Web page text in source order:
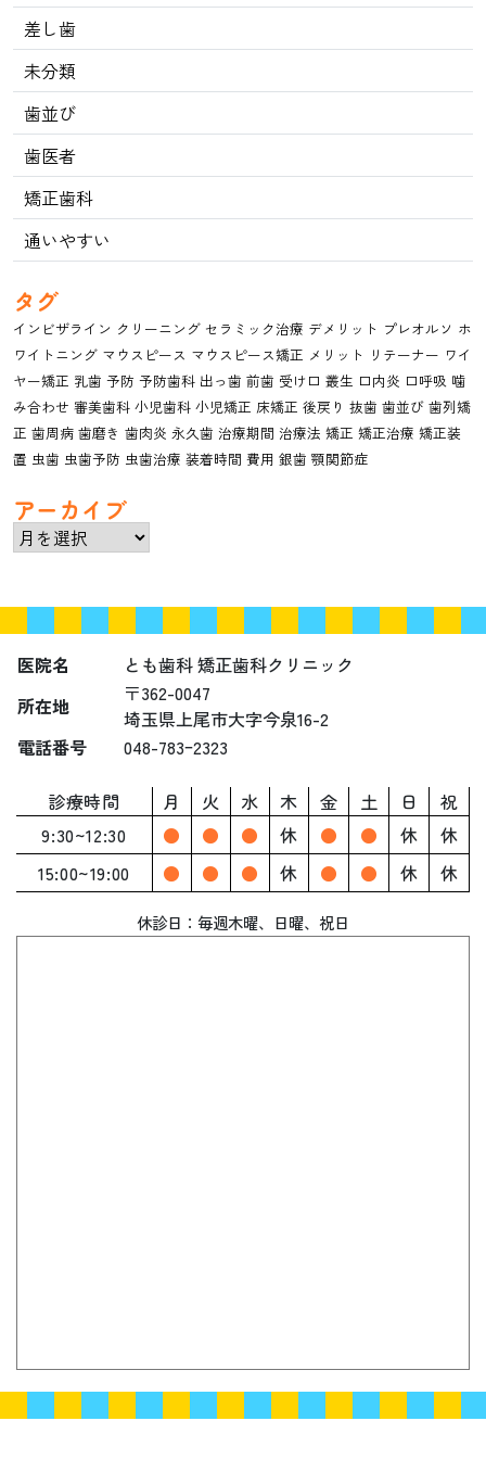
差し歯
未分類
歯並び
歯医者
矯正歯科
通いやすい
タグ
インビザライン クリーニング セラミック治療 デメリット プレオルソ ホ
ワイトニング マウスピース マウスピース矯正 メリット リテーナー ワイ
ヤー矯正 乳歯 予防 予防歯科 出っ歯 前歯 受け口 叢生 口内炎 口呼吸 噛
み合わせ 審美歯科 小児歯科 小児矯正 床矯正 後戻り 抜歯 歯並び 歯列矯
正 歯周病 歯磨き 歯肉炎 永久歯 治療期間 治療法 矯正 矯正治療 矯正装
置 虫歯 虫歯予防 虫歯治療 装着時間 費用 銀歯 顎関節症
アーカイブ
ア
ー
イ
ブ
医院名
とも歯科 矯正歯科クリニック
所在地
〒362-0047
埼玉県上尾市大字今泉16-2
電話番号
048-783ｰ2323
診療時間 月 火 水 木 金 土 日
祝
9:30~12:30
● ● ● 休 ● ● 休
休
15:00~19:00
● ● ● 休 ● ● 休 休
休診日：毎週木曜、 日曜、祝日